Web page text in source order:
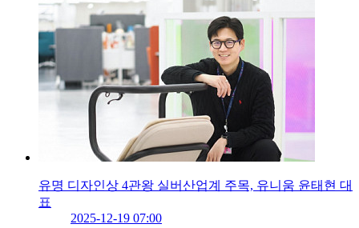
유명 디자인상 4관왕 실버산업계 주목, 유니움 윤태현 대
표
2025-12-19 07:00